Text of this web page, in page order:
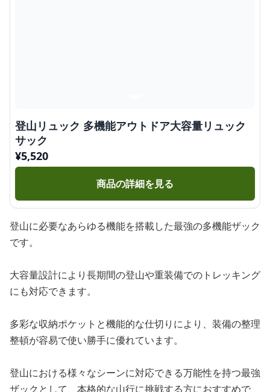
登山リュック 多機能アウトドア大容量リュック
サック
¥5,520
商品の詳細を見る
登山に必要なあらゆる機能を搭載した最強の多機能ザック
です。
大容量設計により長期間の登山や重装備でのトレッキング
にも対応できます。
多彩な収納ポケットと機能的な仕切りにより、装備の整理
整頓が容易で使い勝手に優れています。
登山における様々なシーンに対応できる万能性を持つ最強
ザックとして、本格的な山行に挑戦する方におすすめで